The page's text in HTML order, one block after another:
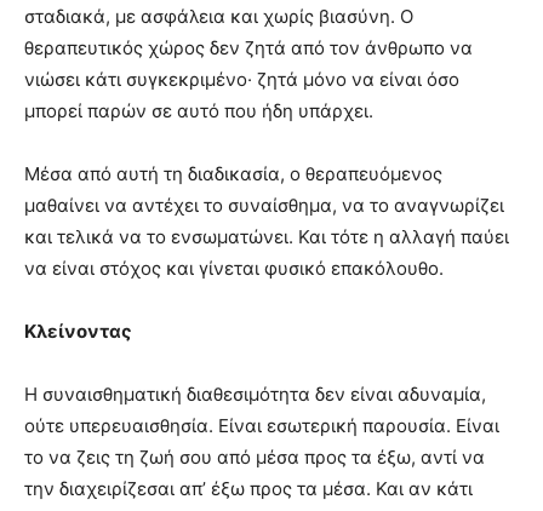
σταδιακά, με ασφάλεια και χωρίς βιασύνη. Ο
θεραπευτικός χώρος δεν ζητά από τον άνθρωπο να
νιώσει κάτι συγκεκριμένο· ζητά μόνο να είναι όσο
μπορεί παρών σε αυτό που ήδη υπάρχει.
Μέσα από αυτή τη διαδικασία, ο θεραπευόμενος
μαθαίνει να αντέχει το συναίσθημα, να το αναγνωρίζει
και τελικά να το ενσωματώνει. Και τότε η αλλαγή παύει
να είναι στόχος και γίνεται φυσικό επακόλουθο.
Κλείνοντας
Η συναισθηματική διαθεσιμότητα δεν είναι αδυναμία,
ούτε υπερευαισθησία. Είναι εσωτερική παρουσία. Είναι
το να ζεις τη ζωή σου από μέσα προς τα έξω, αντί να
την διαχειρίζεσαι απ’ έξω προς τα μέσα. Και αν κάτι